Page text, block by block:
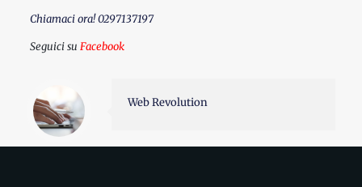
Chiamaci ora!0297137197
Seguici su Facebook
Web Revolution